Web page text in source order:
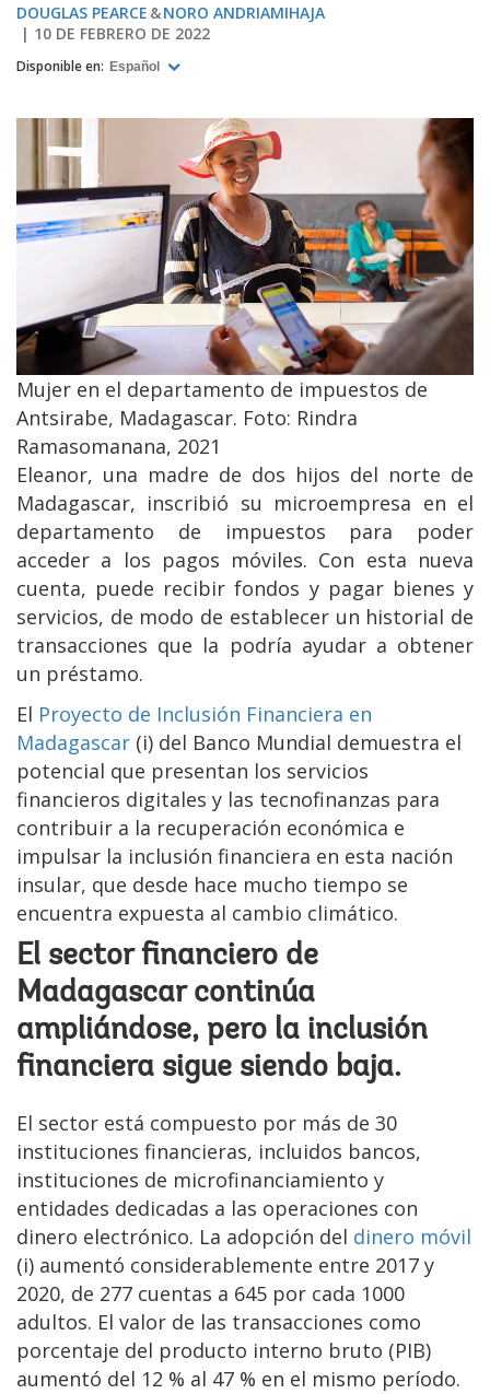
DOUGLAS PEARCE
NORO ANDRIAMIHAJA
10 DE FEBRERO DE 2022
Disponible en: Español
Image
Mujer en el departamento de impuestos de
Antsirabe, Madagascar. Foto: Rindra
Ramasomanana, 2021
Eleanor, una madre de dos hijos del norte de
Madagascar, inscribió su microempresa en el
departamento de impuestos para poder
acceder a los pagos móviles. Con esta nueva
cuenta, puede recibir fondos y pagar bienes y
servicios, de modo de establecer un historial de
transacciones que la podría ayudar a obtener
un préstamo.
El Proyecto de Inclusión Financiera en
Madagascar (i) del Banco Mundial demuestra el
potencial que presentan los servicios
financieros digitales y las tecnofinanzas para
contribuir a la recuperación económica e
impulsar la inclusión financiera en esta nación
insular, que desde hace mucho tiempo se
encuentra expuesta al cambio climático.
El sector financiero de
Madagascar continúa
ampliándose, pero la inclusión
financiera sigue siendo baja.
El sector está compuesto por más de 30
instituciones financieras, incluidos bancos,
instituciones de microfinanciamiento y
entidades dedicadas a las operaciones con
dinero electrónico. La adopción del dinero móvil
(i) aumentó considerablemente entre 2017 y
2020, de 277 cuentas a 645 por cada 1000
adultos. El valor de las transacciones como
porcentaje del producto interno bruto (PIB)
aumentó del 12 % al 47 % en el mismo período.